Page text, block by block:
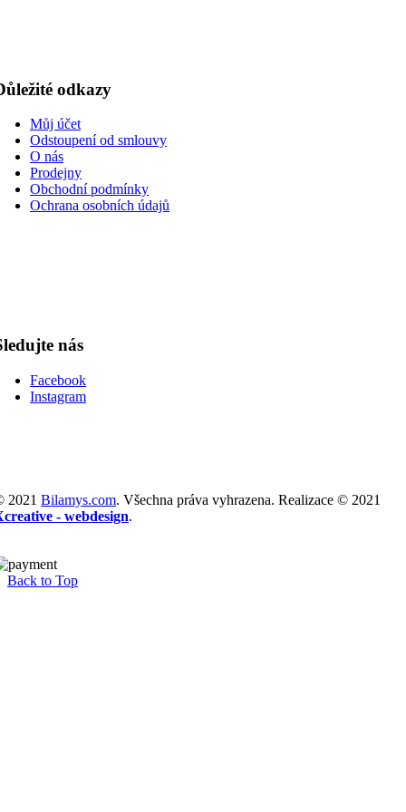
odkazy
Můj účet
Odstoupení od smlouvy
O nás
Prodejny
Obchodní podmínky
Ochrana osobních údajů
nás
Facebook
Instagram
2021 Bilamys.com. Všechna práva vyhrazena. Realizace © 2021
- webdesign.
Back to Top